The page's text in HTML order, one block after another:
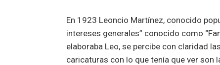
En 1923 Leoncio Martínez, conocido
intereses generales” conocido como
elaboraba Leo, se percibe con claridad
caricaturas con lo que tenía que ver son